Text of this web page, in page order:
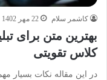
کاشمر سلام 22 مهر 1402
بهترین متن برای
کلاس تقویتی
در این مقاله نکات بسیار